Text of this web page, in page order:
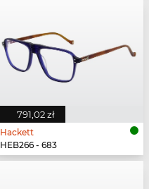
791,02 zł
Hackett
HEB266 - 683